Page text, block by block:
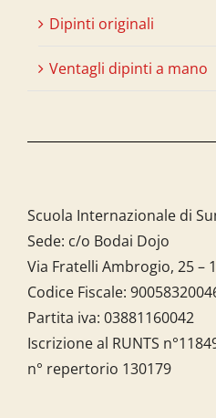
Dipinti originali
Ventagli dipinti a mano
Scuola Internazionale di
Sede: c/o Bodai Dojo
Via Fratelli Ambrogio, 25 –
Codice Fiscale:
Partita iva: 03881160042
Iscrizione al RUNTS
n° repertorio 130179